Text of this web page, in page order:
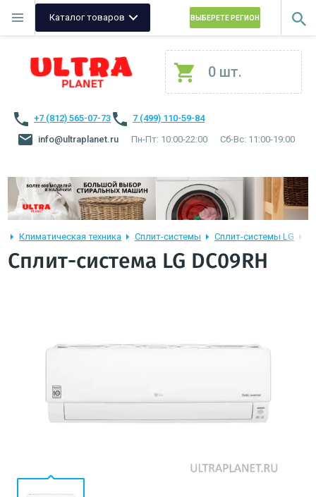
Каталог товаров ВЫБЕРЕТЕ РЕГИОН
0 шт.
+7 (812) 565-07-73
7 (499) 110-59-84
info@ultraplanet.ru
Пн-Пт: 10:00-22:00 Сб-Вс: 11:00-19:00
Климатическая техника Сплит-системы Сплит-системы LG
Сплит-система LG DC09RH